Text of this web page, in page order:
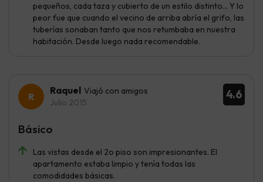
pequeños, cada taza y cubierto de un estilo distinto... Y lo
peor fue que cuando el vecino de arriba abría el grifo, las
tuberías sonaban tanto que nos retumbaba en nuestra
habitación. Desde luego nada recomendable.
4.6
Raquel Viajó con amigos
Julio 2015
Las vistas desde el 2o piso son impresionantes. El
apartamento estaba limpio y tenía todas las
comodidades básicas.
Básico